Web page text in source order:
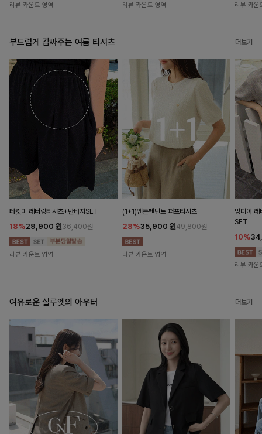
리뷰 카운트 영역 리뷰 카운트 영역 리뷰 카운
부드럽게 감싸주는 여름 티셔츠 더보기
테킷미 레터링티셔츠+반바지SET
18%29,900 원36,400원
리뷰 카운트 영역
(1+1)앤튼펜던트 퍼프티셔츠
28%35,900 원49,800원
리뷰 카운트 영역
밍디아 레
SET
10%
리뷰 카운
여유로운 실루엣의 아우터 더보기